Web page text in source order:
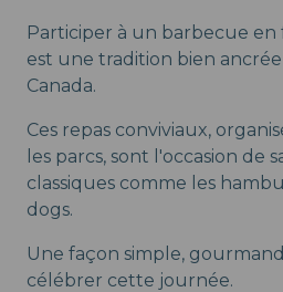
Participer à un barbecue
est une tradition bien
Canada.
Ces repas conviviaux,
les parcs, sont l'occasion de
classiques comme les
dogs.
Une façon simple,
célébrer cette journée.